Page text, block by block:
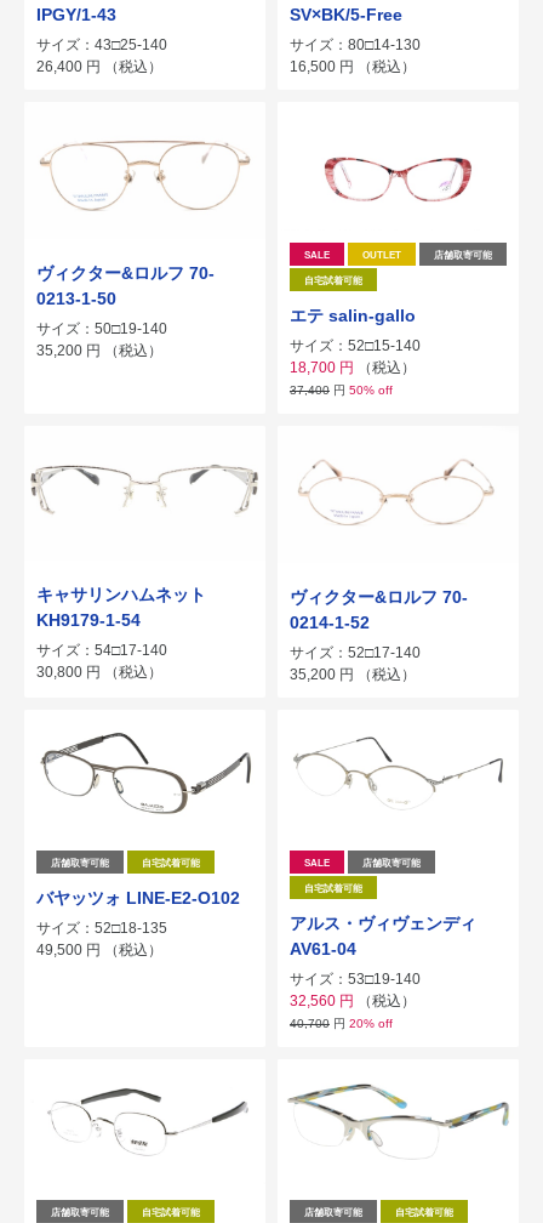
IPGY/1-43
サイズ：43□25-140
26,400 円 （税込）
SV×BK/5-Free
サイズ：80□14-130
16,500 円 （税込）
ヴィクター&ロルフ 70-
0213-1-50
サイズ：50□19-140
35,200 円 （税込）
SALE OUTLET 店舗取寄可能
自宅試着可能
エテ salin-gallo
サイズ：52□15-140
18,700 円 （税込）
37,400 円 50% off
キャサリンハムネット
KH9179-1-54
サイズ：54□17-140
30,800 円 （税込）
ヴィクター&ロルフ 70-
0214-1-52
サイズ：52□17-140
35,200 円 （税込）
店舗取寄可能 自宅試着可能
バヤッツォ LINE-E2-O102
サイズ：52□18-135
49,500 円 （税込）
SALE 店舗取寄可能
自宅試着可能
アルス・ヴィヴェンディ
AV61-04
サイズ：53□19-140
32,560 円 （税込）
40,700 円 20% off
店舗取寄可能 自宅試着可能 店舗取寄可能 自宅試着可能